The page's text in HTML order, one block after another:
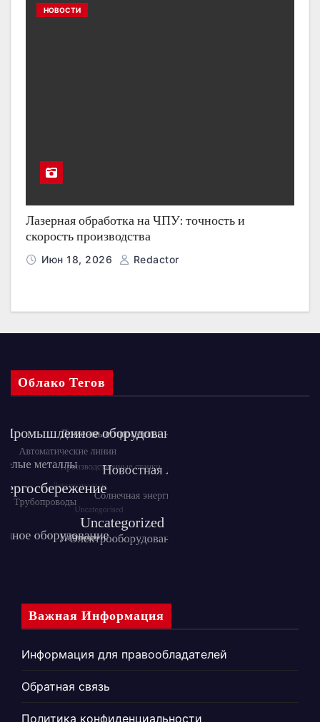
НОВОСТИ
Лазерная обработка на ЧПУ: точность и
скорость производства
Июн 18, 2026 Redactor
Облако Тегов
Важная Информация
Информация для правообладателей
Обратная связь
Политика конфиденциальности